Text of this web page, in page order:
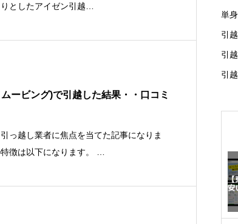
としたアイゼン引越…
ービング)で引越した結果・・口コミ
っ越し業者に焦点を当てた記事になりま
徴は以下になります。 …
単
引
引
引